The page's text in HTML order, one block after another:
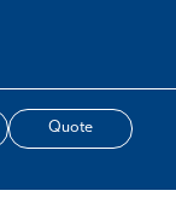
Quote